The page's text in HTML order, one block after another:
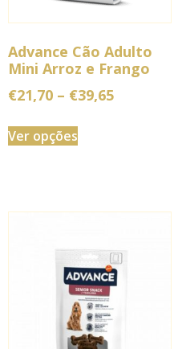
Advance Cão Adulto
Mini Arroz e Frango
€21,70 – €39,65
Ver opções